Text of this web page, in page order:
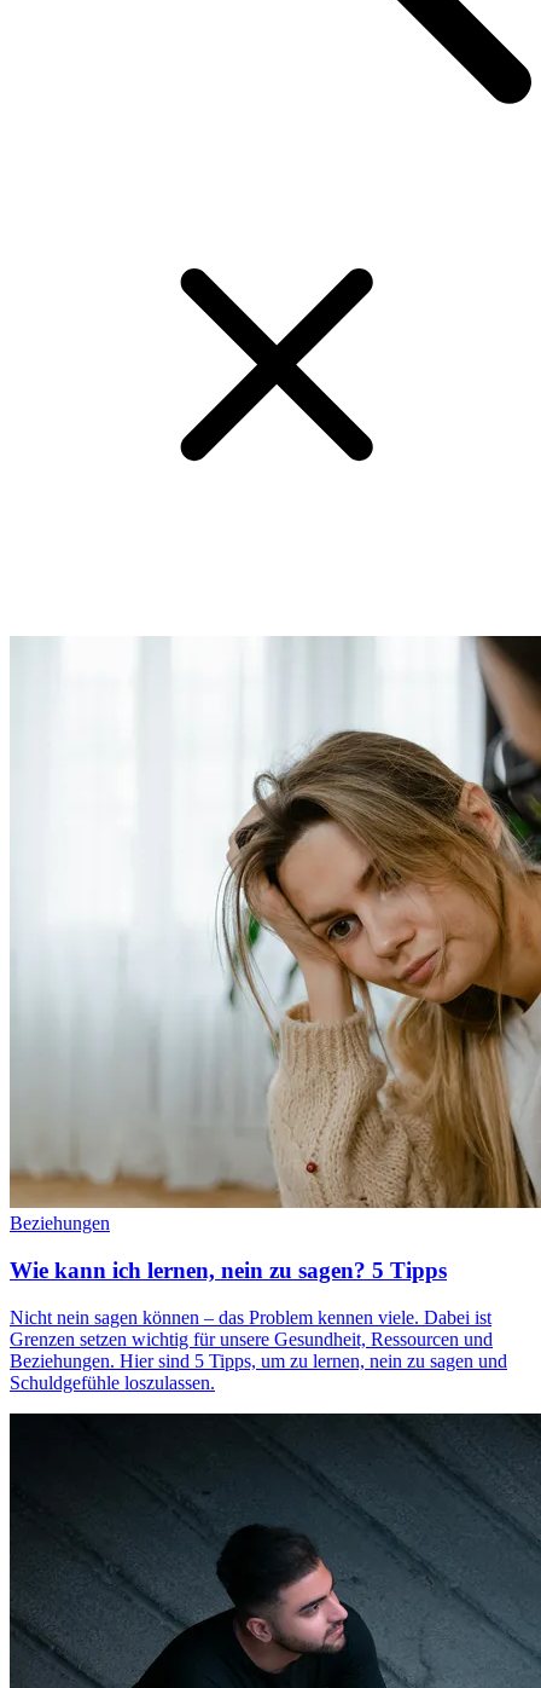
Beziehungen
Wie kann ich lernen, nein zu sagen? 5 Tipps
Nicht nein sagen können – das Problem kennen viele. Dabei ist
Grenzen setzen wichtig für unsere Gesundheit, Ressourcen und
Beziehungen. Hier sind 5 Tipps, um zu lernen, nein zu sagen und
Schuldgefühle loszulassen.